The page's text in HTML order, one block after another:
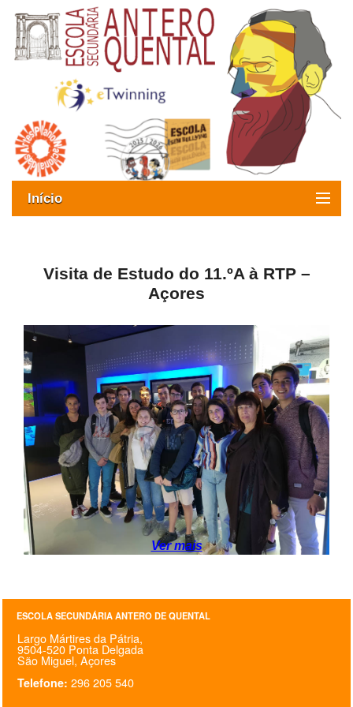
Início
Oferta formativa
ESAQ sem Bullying
SASE
Clubes Escolares
Matrículas
FORmaESAQ
@parlamentodosjovens_esaq
@esaq.erasmus
@clube_robotica.esaq
ESCOLA
ALUNOS
Visita de Estudo do 11.ºA à RTP –
Açores
Ver mais
ESCOLA SECUNDÁRIA ANTERO DE QUENTAL
Largo Mártires da Pátria,
9504-520 Ponta Delgada
São Miguel, Açores
Telefone: 296 205 540